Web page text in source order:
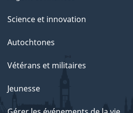
Science et innovation
Autochtones
Vétérans et militaires
Jeunesse